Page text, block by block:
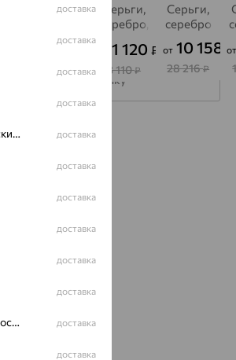
Подвеска,
2 470₽
6 861₽
Серьги,
серебро,
1 120 ₽
3 110₽
Серьги,
серебро
от 10 158 ₽
28 216₽
Подписаться на рассылку
доставка
доставка
доставка
доставка
Апастово, Апастовский район доставка
доставка
доставка
доставка
доставка
доставка
Ардатов (рабочий поселок) доставка
доставка